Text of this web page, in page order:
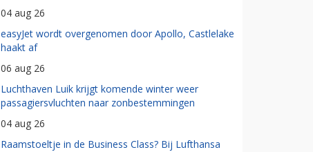
04 aug 26
easyJet wordt overgenomen door Apollo, Castlelake
haakt af
06 aug 26
Luchthaven Luik krijgt komende winter weer
passagiersvluchten naar zonbestemmingen
04 aug 26
Raamstoeltje in de Business Class? Bij Lufthansa